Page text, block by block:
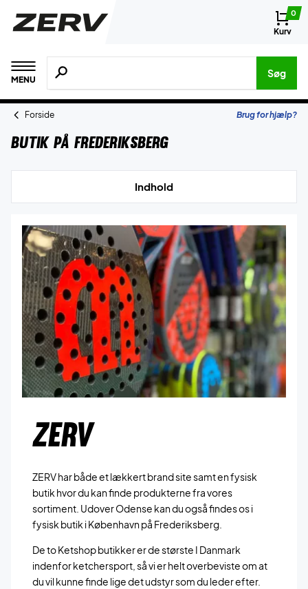
0
Kurv
MENU
Søg efter produkter, mærker etc.
Søg
Forside Brug for hjælp?
Butik på Frederiksberg
Indhold
ZERV
ZERV har både et lækkert brand site samt en fysisk
butik hvor du kan finde produkterne fra vores
sortiment. Udover Odense kan du også findes os i
fysisk butik i København på Frederiksberg.
De to Ketshop butikker er de største I Danmark
indenfor ketchersport, så vi er helt overbeviste om at
du vil kunne finde lige det udstyr som du leder efter.